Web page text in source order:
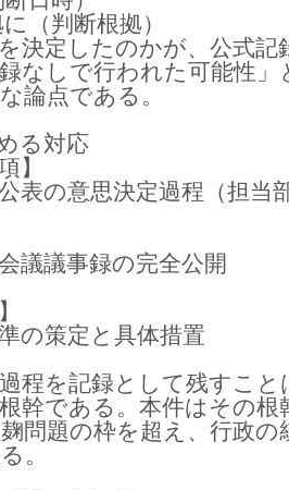
（判断根拠）
決定したのかが、公式
なしで行われた可能性
論点である。
る対応
】
の意思決定過程（担当
議事録の完全公開
策定と具体措置
程を記録として残すこ
幹である。本件はその
問題の枠を超え、行政
。